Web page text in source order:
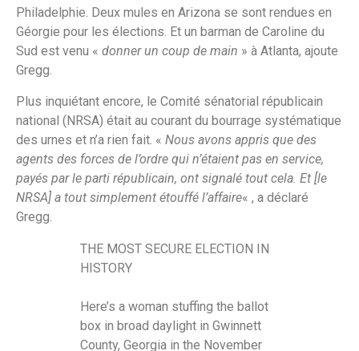
Philadelphie. Deux mules en Arizona se sont rendues en
Géorgie pour les élections. Et un barman de Caroline du
Sud est venu « donner un coup de main » à Atlanta, ajoute
Gregg.
Plus inquiétant encore, le Comité sénatorial républicain
national (NRSA) était au courant du bourrage systématique
des urnes et n’a rien fait. « Nous avons appris que des
agents des forces de l’ordre qui n’étaient pas en service,
payés par le parti républicain, ont signalé tout cela. Et [le
NRSA] a tout simplement étouffé l’affaire« , a déclaré
Gregg.
THE MOST SECURE ELECTION IN
HISTORY
Here’s a woman stuffing the ballot
box in broad daylight in Gwinnett
County, Georgia in the November